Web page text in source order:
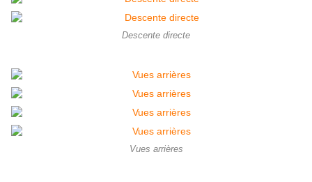
Descente directe
Vues arrières